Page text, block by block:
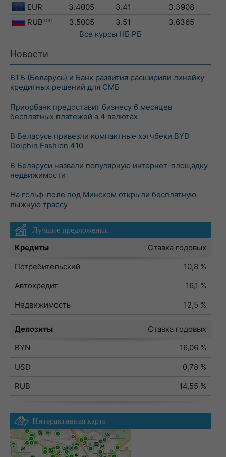
EUR
3.4005 3.41
3.3908
RUB 100 3.5005 3.51
3.6365
Все курсы НБ РБ
Новости
ВТБ (Беларусь) и Банк развития расширили линейку
кредитных решений для СМБ
Приорбанк предоставит бизнесу 6 месяцев
бесплатных платежей в 4 валютах
В Беларусь привезли компактные хэтчбеки BYD
Dolphin Fashion 410
В Беларуси назвали популярную интернет-площадку
недвижимости
На гольф-поле под Минском открыли бесплатную
лыжную трассу
Лучшие предложения
Кредиты
Ставка годовых
Потребительский
10,8 %
Автокредит
16,1 %
Недвижимость
12,5 %
Депозиты
Ставка годовых
BYN
16,06 %
USD
0,78 %
RUB
14,55 %
Интерактивная карта